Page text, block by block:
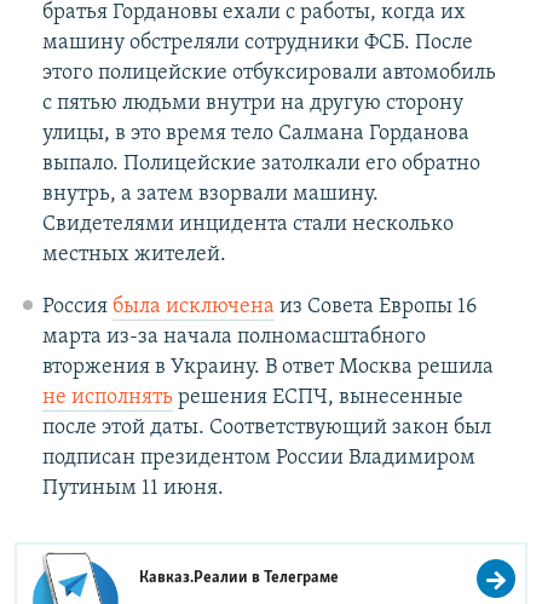
братья Гордановы ехали с работы, когда их
машину обстреляли сотрудники ФСБ. После
этого полицейские отбуксировали автомобиль
с пятью людьми внутри на другую сторону
улицы, в это время тело Салмана Горданова
выпало. Полицейские затолкали его обратно
внутрь, а затем взорвали машину.
Свидетелями инцидента стали несколько
местных жителей.
Россия была исключена из Совета Европы 16
марта из-за начала полномасштабного
вторжения в Украину. В ответ Москва решила
не исполнятьрешения ЕСПЧ, вынесенные
после этой даты. Соответствующий закон был
подписан президентом России Владимиром
Путиным 11 июня.
Кавказ.Реалии вТелеграме